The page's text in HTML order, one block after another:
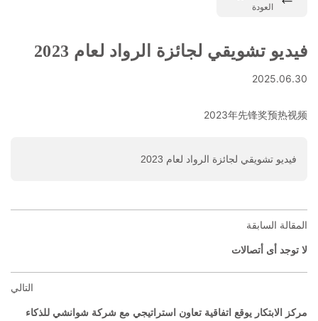
العودة
فيديو تشويقي لجائزة الرواد لعام 2023
2025.06.30
2023年先锋奖预热视频
فيديو تشويقي لجائزة الرواد لعام 2023
المقالة السابقة
لا توجد أى أتصالات
التالي
مركز الابتكار يوقع اتفاقية تعاون استراتيجي مع شركة شوانشي للذكاء